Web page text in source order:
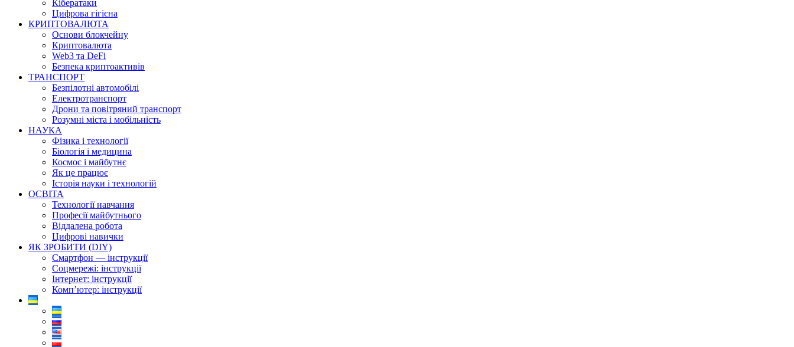
Кібератаки
Цифрова гігієна
КРИПТОВАЛЮТА
Основи блокчейну
Криптовалюта
Web3 та DeFi
Безпека криптоактивів
ТРАНСПОРТ
Безпілотні автомобілі
Електротранспорт
Дрони та повітряний транспорт
Розумні міста і мобільність
НАУКА
Фізика і технології
Біологія і медицина
Космос і майбутнє
Як це працює
Історія науки і технологій
ОСВІТА
Технології навчання
Професії майбутнього
Віддалена робота
Цифрові навички
ЯК ЗРОБИТИ (DIY)
Смартфон — інструкції
Соцмережі: інструкції
Інтернет: інструкції
Комп’ютер: інструкції